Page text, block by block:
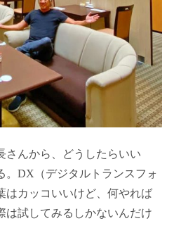
さんから、どうしたらいい
。DX（デジタルトランスフォ
はカッコいいけど、何やれば
は試してみるしかないんだけ